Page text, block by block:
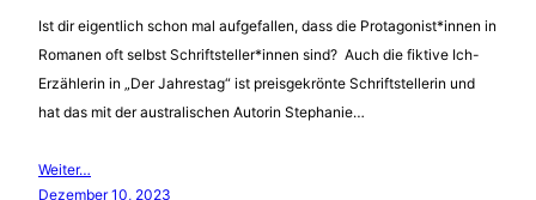
Ist dir eigentlich schon mal aufgefallen, dass die Protagonist*innen in
Romanen oft selbst Schriftsteller*innen sind? Auch die fiktive Ich-
Erzählerin in „Der Jahrestag“ ist preisgekrönte Schriftstellerin und
hat das mit der australischen Autorin Stephanie…
Weiter…
Dezember 10, 2023